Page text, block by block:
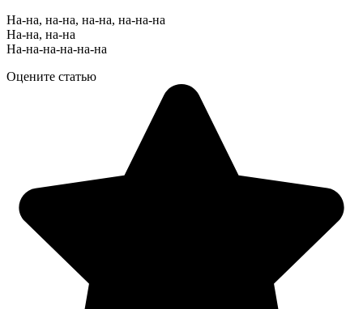
На-на, на-на, на-на, на-на-на
На-на, на-на
На-на-на-на-на-на
Оцените статью